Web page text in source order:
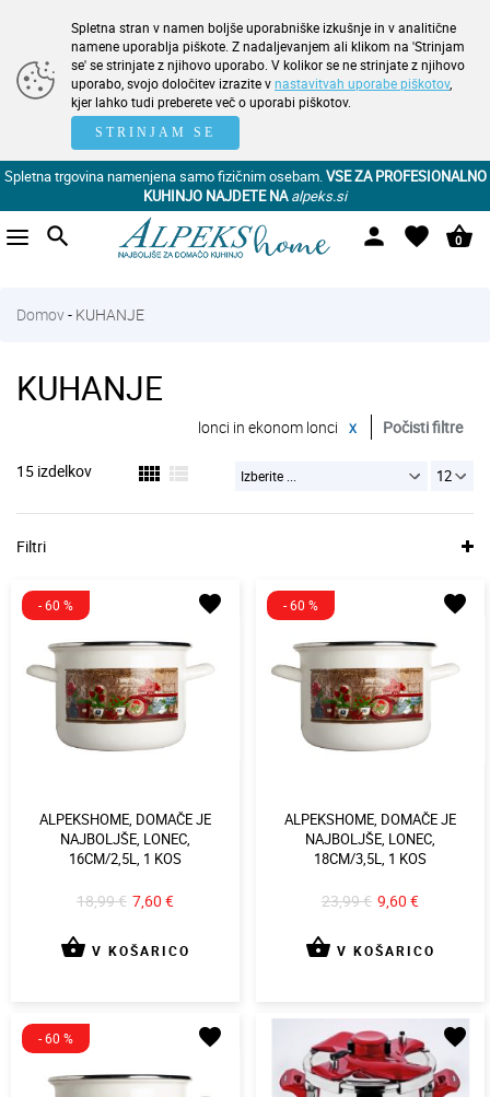
Spletna stran v namen boljše uporabniške izkušnje in v analitične
namene uporablja piškote. Z nadaljevanjem ali klikom na 'Strinjam
se' se strinjate z njihovo uporabo. V kolikor se ne strinjate z njihovo
uporabo, svojo določitev izrazite vnastavitvah uporabe piškotov,
kjer lahko tudi preberete več o uporabi piškotov.
STRINJAM SE
Spletna trgovina namenjena samo fizičnim osebam.VSE ZA PROFESIONALNO
KUHINJO NAJDETE NA alpeks.si
search person favorite shopping_basket
0
Domov- KUHANJE
KUHANJE
lonci in ekonom lonci x Počisti filtre
15 izdelkov view_comfy view_list
Filtri
- 60 % favorite
ALPEKSHOME, DOMAČE JE
NAJBOLJŠE, LONEC,
16CM/2,5L, 1 KOS
18,99 € 7,60 €
shopping_basket V KOŠARICO
- 60 % favorite
ALPEKSHOME, DOMAČE JE
NAJBOLJŠE, LONEC,
18CM/3,5L, 1 KOS
23,99 € 9,60 €
shopping_basket V KOŠARICO
- 60 % favorite favorite